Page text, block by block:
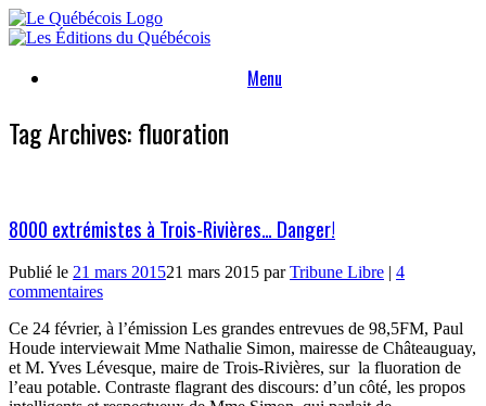
Skip
to
Menu
Tag Archives:fluoration
8000 extrémistes à Trois-Rivières… Danger!
Publié le 21 mars 201521 mars 2015 parTribune Libre | 4
commentaires
Ce 24 février, à l’émission Les grandes entrevues de 98,5FM, Paul
Houde interviewait Mme Nathalie Simon, mairesse de Châteauguay,
et M. Yves Lévesque, maire de Trois-Rivières, sur la fluoration de
l’eau potable. Contraste flagrant des discours: d’un côté, les propos